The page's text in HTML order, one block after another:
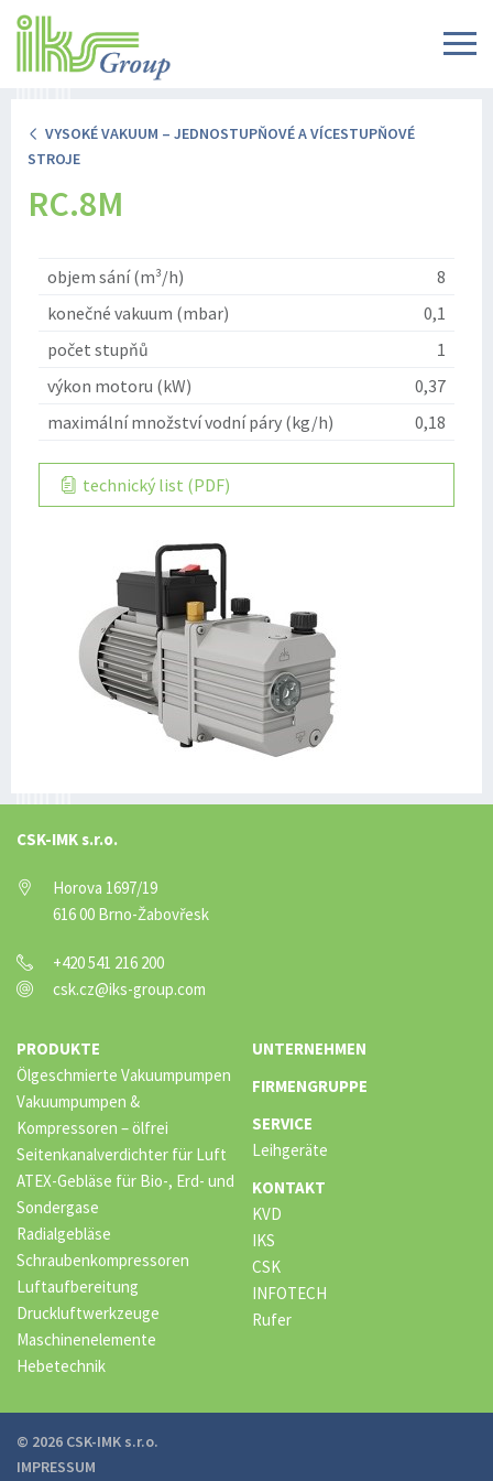
VYSOKÉ VAKUUM – JEDNOSTUPŇOVÉ A VÍCESTUPŇOVÉ
STROJE
RC.8M
objem sání (m³/h)
8
konečné vakuum (mbar)
0,1
počet stupňů
1
výkon motoru (kW)
0,37
maximální množství vodní páry (kg/h)
0,18
technický list (PDF)
CSK-IMK s.r.o.
Horova 1697/19
616 00 Brno-Žabovřesk
+420 541 216 200
csk.cz@iks-group.com
PRODUKTE
Ölgeschmierte Vakuumpumpen
Vakuumpumpen &
Kompressoren – ölfrei
Seitenkanalverdichter für Luft
ATEX-Gebläse für Bio-, Erd- und
Sondergase
Radialgebläse
Schraubenkompressoren
Luftaufbereitung
Druckluftwerkzeuge
Maschinenelemente
Hebetechnik
UNTERNEHMEN
FIRMENGRUPPE
SERVICE
Leihgeräte
KONTAKT
KVD
IKS
CSK
INFOTECH
Rufer
© 2026 CSK-IMK s.r.o.
IMPRESSUM